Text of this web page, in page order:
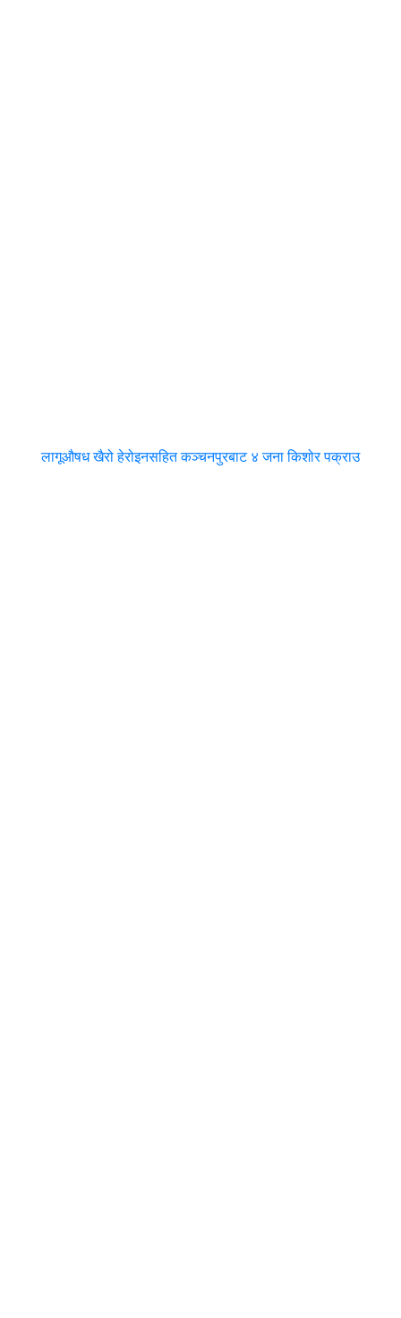
लागूऔषध खैरो हेरोइनसहित कञ्चनपुरबाट ४ जना किशोर पक्राउ